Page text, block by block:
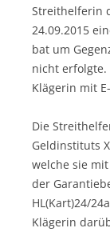
Streithelferin
24.09.2015
bat um
nicht erfolgte.
Klägerin mit
Die
Geldinstituts
welche sie
der
HL(Kart)24/
Klägerin